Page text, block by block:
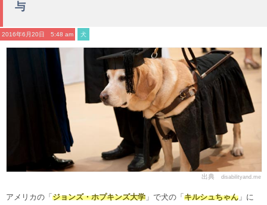
与
2016年6月20日 5:48 am 犬
出典 disabilityand.me
アメリカの「 ジョンズ・ホプキンズ大学 」で犬の「 キルシュちゃん 」に